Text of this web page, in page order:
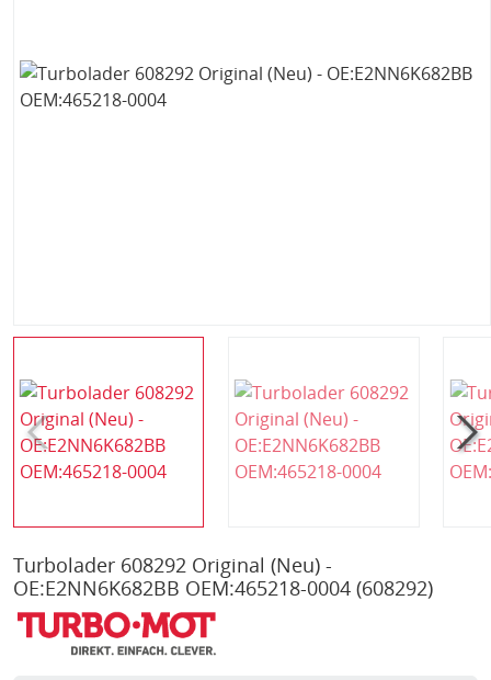
Turbolader 608292 Original (Neu) -
OE:E2NN6K682BB OEM:465218-0004 (608292)